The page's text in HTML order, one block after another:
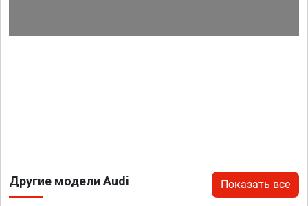
Другие модели Audi Показать все